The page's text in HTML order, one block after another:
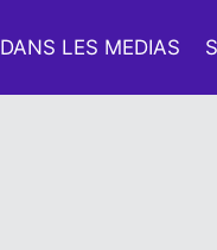
DANS LES MEDIAS